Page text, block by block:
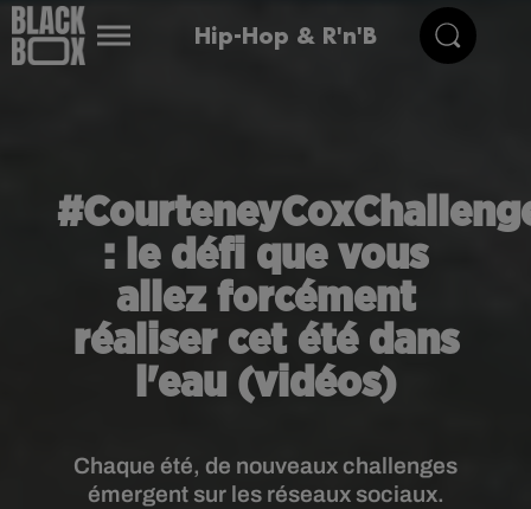
Hip-Hop & R'n'B
: le défi que vous
allez forcément
réaliser cet été dans
l'eau (vidéos)
Chaque été, de nouveaux challenges
émergent sur les réseaux sociaux.